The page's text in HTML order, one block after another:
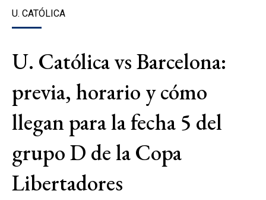
U. CATÓLICA
U. Católica vs Barcelona:
previa, horario y cómo
llegan para la fecha 5 del
grupo D de la Copa
Libertadores